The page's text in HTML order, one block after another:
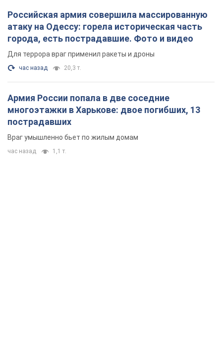
Российская армия совершила массированную
атаку на Одессу: горела историческая часть
города, есть пострадавшие. Фото и видео
Для террора враг применил ракеты и дроны
час назад 20,3 т.
Армия России попала в две соседние
многоэтажки в Харькове: двое погибших, 13
пострадавших
Враг умышленно бьет по жилым домам
час назад 1,1 т.